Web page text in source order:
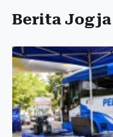
Berita Jogja